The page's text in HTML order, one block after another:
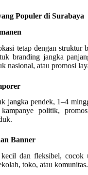
Populer di Surabaya
tetap dengan struktur
branding jangka
nasional, atau promosi
jangka pendek, 1–4
politik,
Banner
dan fleksibel, cocok
toko, atau komunitas.